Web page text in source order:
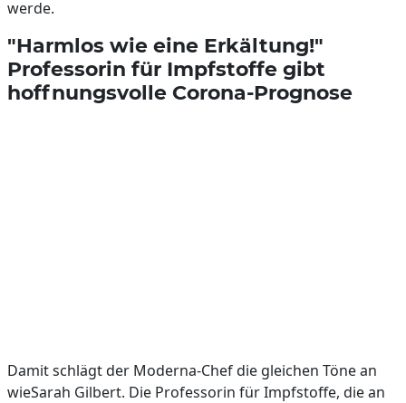
werde.
"Harmlos wie eine Erkältung!"
Professorin für Impfstoffe gibt
hoffnungsvolle Corona-Prognose
Damit schlägt der Moderna-Chef die gleichen Töne an
wieSarah Gilbert. Die Professorin für Impfstoffe, die an